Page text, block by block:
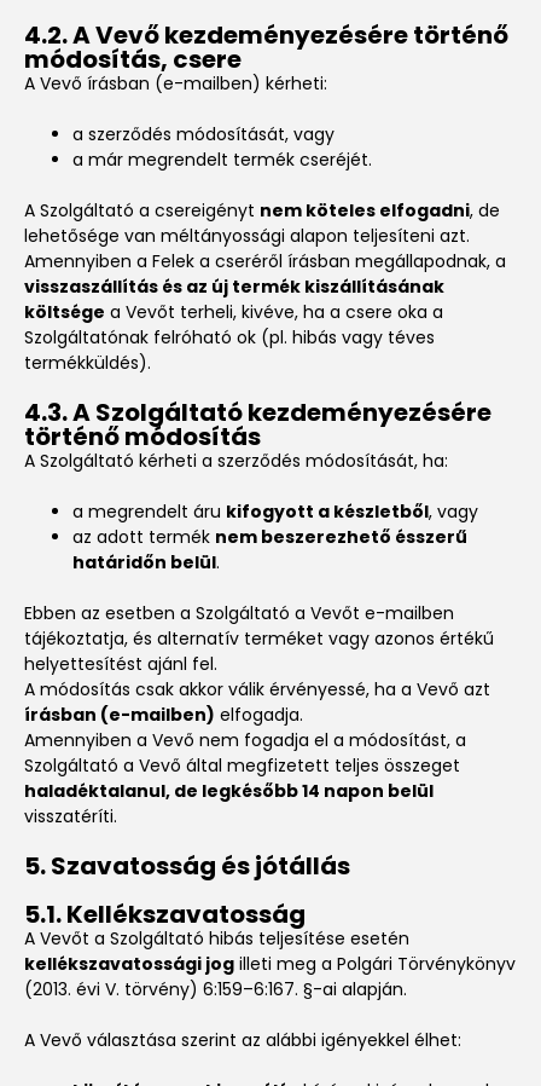
4.2. A Vevő kezdeményezésére történő
módosítás, csere
A Vevő írásban (e-mailben) kérheti:
a szerződés módosítását, vagy
a már megrendelt termék cseréjét.
A Szolgáltató a csereigényt nem köteles elfogadni, de
lehetősége van méltányossági alapon teljesíteni azt.
Amennyiben a Felek a cseréről írásban megállapodnak, a
visszaszállítás és az új termék kiszállításának
költsége a Vevőt terheli, kivéve, ha a csere oka a
Szolgáltatónak felróható ok (pl. hibás vagy téves
termékküldés).
4.3. A Szolgáltató kezdeményezésére
történő módosítás
A Szolgáltató kérheti a szerződés módosítását, ha:
a megrendelt áru kifogyott a készletből, vagy
az adott termék nem beszerezhető ésszerű
határidőn belül.
Ebben az esetben a Szolgáltató a Vevőt e-mailben
tájékoztatja, és alternatív terméket vagy azonos értékű
helyettesítést ajánl fel.
A módosítás csak akkor válik érvényessé, ha a Vevő azt
írásban (e-mailben) elfogadja.
Amennyiben a Vevő nem fogadja el a módosítást, a
Szolgáltató a Vevő által megfizetett teljes összeget
haladéktalanul, de legkésőbb 14 napon belül
visszatéríti.
5. Szavatosság és jótállás
5.1. Kellékszavatosság
A Vevőt a Szolgáltató hibás teljesítése esetén
kellékszavatossági jog illeti meg a Polgári Törvénykönyv
(2013. évi V. törvény) 6:159–6:167. §-ai alapján.
A Vevő választása szerint az alábbi igényekkel élhet: